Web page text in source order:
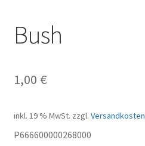
Bush
1,00 €
inkl. 19 % MwSt. zzgl. Versandkosten
P666600000268000